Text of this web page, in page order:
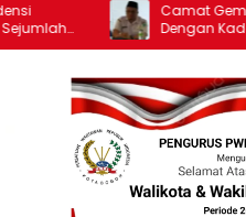
Camat Gempol klaim Sudah
Dengan Kades Bahas Sekdes
Indisipliner.,ini Point Pentingnya